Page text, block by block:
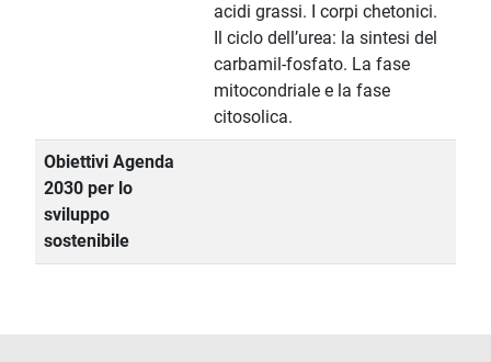
acidi grassi. I corpi chetonici.
Il ciclo dell’urea: la sintesi del
carbamil-fosfato. La fase
mitocondriale e la fase
citosolica.
Obiettivi Agenda
2030 per lo
sviluppo
sostenibile